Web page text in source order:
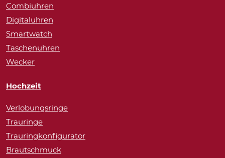
Combiuhren
Digitaluhren
Smartwatch
Taschenuhren
Wecker
Hochzeit
Verlobungsringe
Trauringe
Trauringkonfigurator
Brautschmuck